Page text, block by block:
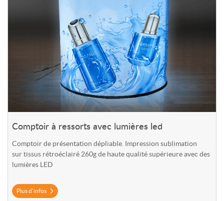
Comptoir à ressorts avec lumières led
Comptoir de présentation dépliable. Impression sublimation
surtissus rétroéclairé 260g de haute qualité supérieure avec des
lumières LED
Plus d'infos